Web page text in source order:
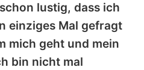
lustig, dass ich
einziges Mal gefragt
mich geht und mein
bin nicht mal